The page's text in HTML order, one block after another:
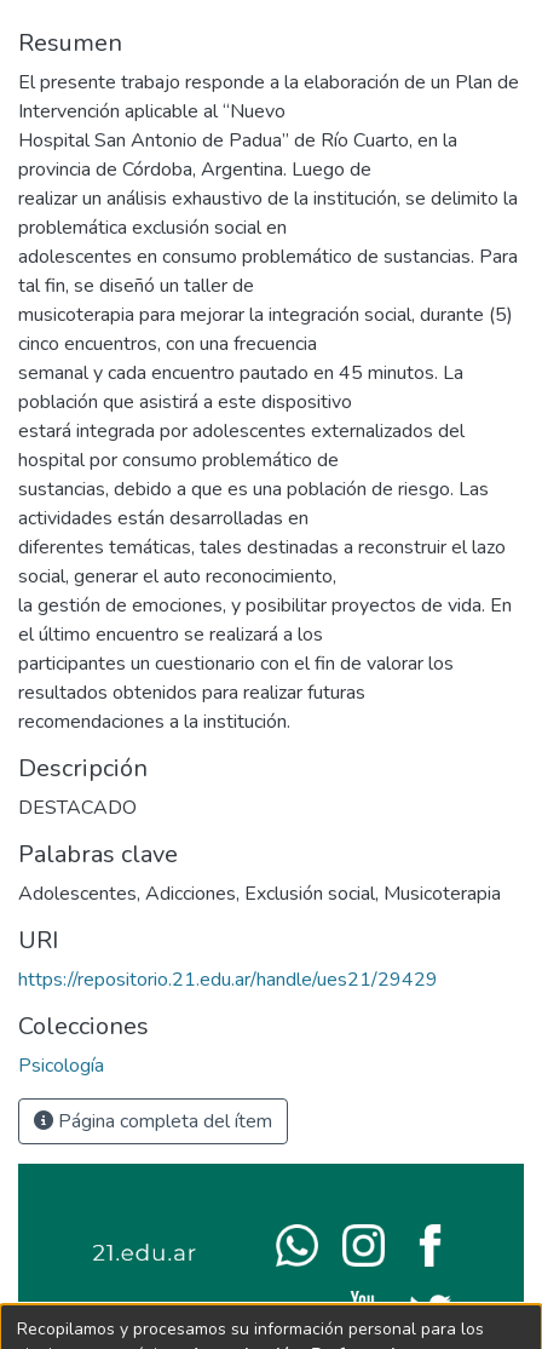
Resumen
El presente trabajo responde a la elaboración de un Plan de
Intervención aplicable al “Nuevo
Hospital San Antonio de Padua” de Río Cuarto, en la
provincia de Córdoba, Argentina. Luego de
realizar un análisis exhaustivo de la institución, se delimito la
problemática exclusión social en
adolescentes en consumo problemático de sustancias. Para
tal fin, se diseñó un taller de
musicoterapia para mejorar la integración social, durante (5)
cinco encuentros, con una frecuencia
semanal y cada encuentro pautado en 45 minutos. La
población que asistirá a este dispositivo
estará integrada por adolescentes externalizados del
hospital por consumo problemático de
sustancias, debido a que es una población de riesgo. Las
actividades están desarrolladas en
diferentes temáticas, tales destinadas a reconstruir el lazo
social, generar el auto reconocimiento,
la gestión de emociones, y posibilitar proyectos de vida. En
el último encuentro se realizará a los
participantes un cuestionario con el fin de valorar los
resultados obtenidos para realizar futuras
recomendaciones a la institución.
Descripción
DESTACADO
Palabras clave
Adolescentes, Adicciones, Exclusión social, Musicoterapia
URI
https://repositorio.21.edu.ar/handle/ues21/29429
Colecciones
Psicología
Página completa del ítem
Recopilamos y procesamos su información personal para los